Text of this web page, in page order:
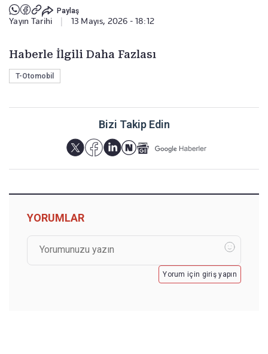
Paylaş
Yayın Tarihi 13 Mayıs, 2026 - 18:12
Haberle İlgili Daha Fazlası
T-Otomobil
Bizi Takip Edin
YORUMLAR
Yorum için giriş yapın